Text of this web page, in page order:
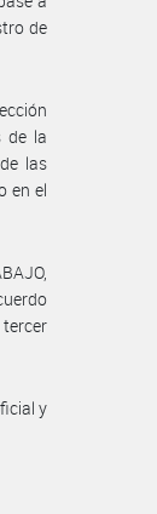
de
de la
las
en el
y